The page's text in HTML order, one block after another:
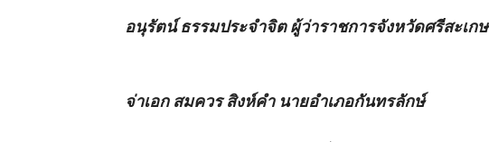
อนุรัตน์ ธรรมประจำจิต ผู้ว่าราชการจังหวัดศรีสะเกษ
จ่าเอก สมควร สิงห์คำ นายอำเภอกันทรลักษ์